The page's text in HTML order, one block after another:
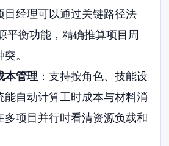
目经理可以通过关键路径法
平衡功能，精确推算项目周
。
本管理 ：支持按角色、技能设
能自动计算工时成本与材料消
多项目并行时看清资源负载和